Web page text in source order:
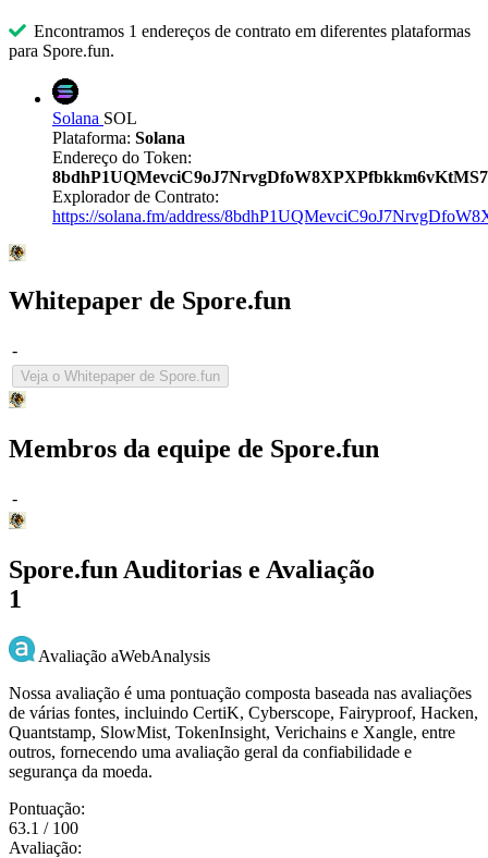
Encontramos 1 endereços de contrato em diferentes plataformas
para Spore.fun.
Solana SOL
Plataforma: Solana
Endereço do Token:
Explorador de Contrato:
https://solana.fm/address/
Whitepaper de Spore.fun
-
Veja o Whitepaper de Spore.fun
Membros da equipe de Spore.fun
-
Spore.fun Auditorias e Avaliação
1
Avaliação aWebAnalysis
Nossa avaliação é uma pontuação composta baseada nas avaliações
de várias fontes, incluindo CertiK, Cyberscope, Fairyproof, Hacken,
Quantstamp, SlowMist, TokenInsight, Verichains e Xangle, entre
outros, fornecendo uma avaliação geral da confiabilidade e
segurança da moeda.
Pontuação:
63.1 / 100
Avaliação: